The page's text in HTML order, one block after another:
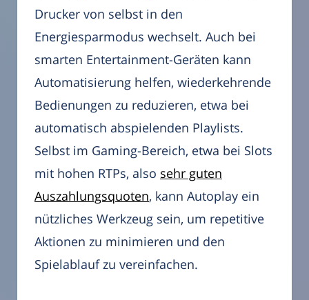
Drucker von selbst in den
Energiesparmodus wechselt. Auch bei
smarten Entertainment-Geräten kann
Automatisierung helfen, wiederkehrende
Bedienungen zu reduzieren, etwa bei
automatisch abspielenden Playlists.
Selbst im Gaming-Bereich, etwa bei Slots
mit hohen RTPs, also sehr guten
Auszahlungsquoten, kann Autoplay ein
nützliches Werkzeug sein, um repetitive
Aktionen zu minimieren und den
Spielablauf zu vereinfachen.